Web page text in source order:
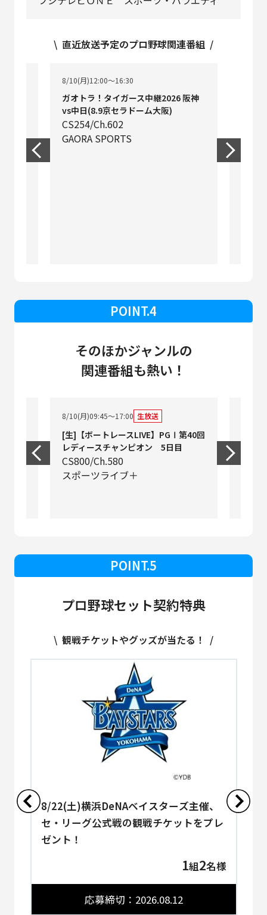
\ 直近放送予定のプロ野球関連番組 /
8/10(月)12:00～16:30
ガオトラ！タイガース中継2026 阪神
vs中日(8.9京セラドーム大阪)
CS254/Ch.602
GAORA SPORTS
POINT.4
そのほかジャンルの
関連番組も熱い！
8/10(月)09:45～17:00 生放送
[生]【ボートレースLIVE】PGⅠ第40回
レディースチャンピオン 5日目
CS800/Ch.580
スポーツライブ＋
POINT.5
プロ野球セット契約特典
\ 観戦チケットやグッズが当たる！ /
8/22(土)横浜DeNAベイスターズ主催、
セ・リーグ公式戦の観戦チケットをプレ
ゼント！
1組2名様
応募締切：2026.08.12